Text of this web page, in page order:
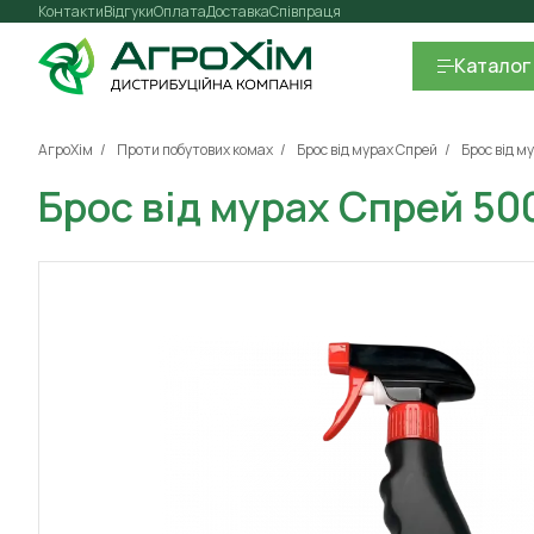
Контакти Оплата
Відгуки ДоставкаСпівпраця
Каталог
АгроХім Проти побутових комах Брос від мурах Спрей Брос від
Брос від мурах Спрей